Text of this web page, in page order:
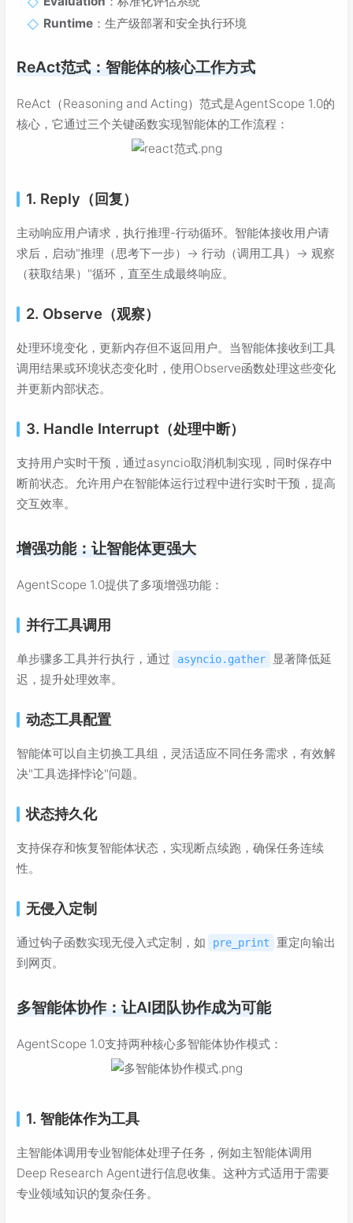
Runtime ：生产级部署和安全执行环境
ReAct范式：智能体的核心工作方式
ReAct（Reasoning and Acting）范式是AgentScope 1.0的
核心，它通过三个关键函数实现智能体的工作流程：
1. Reply（回复）
主动响应用户请求，执行推理-行动循环。智能体接收用户请
求后，启动"推理（思考下一步）→ 行动（调用工具）→ 观察
（获取结果）"循环，直至生成最终响应。
2. Observe（观察）
处理环境变化，更新内存但不返回用户。当智能体接收到工具
调用结果或环境状态变化时，使用Observe函数处理这些变化
并更新内部状态。
3. Handle Interrupt（处理中断）
支持用户实时干预，通过asyncio取消机制实现，同时保存中
断前状态。允许用户在智能体运行过程中进行实时干预，提高
交互效率。
增强功能：让智能体更强大
AgentScope 1.0提供了多项增强功能：
并行工具调用
单步骤多工具并行执行，通过 asyncio.gather
显著降低延
迟，提升处理效率。
动态工具配置
智能体可以自主切换工具组，灵活适应不同任务需求，有效解
决"工具选择悖论"问题。
状态持久化
支持保存和恢复智能体状态，实现断点续跑，确保任务连续
性。
无侵入定制
通过钩子函数实现无侵入式定制，如 pre_print
重定向输出
到网页。
多智能体协作：让AI团队协作成为可能
AgentScope 1.0支持两种核心多智能体协作模式：
1. 智能体作为工具
主智能体调用专业智能体处理子任务，例如主智能体调用
Deep Research Agent进行信息收集。这种方式适用于需要
专业领域知识的复杂任务。